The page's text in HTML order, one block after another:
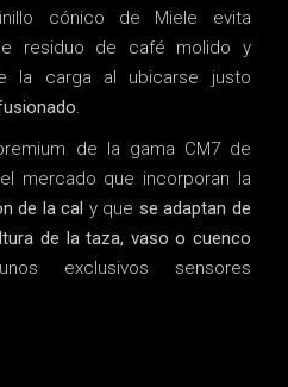
cónico de Miele evita
residuo de café molido y
la carga al ubicarse justo
.
de la gama CM7 de
mercado que incorporan la
de la cal y que se adaptan de
de la taza, vaso o cuenco
exclusivos sensores